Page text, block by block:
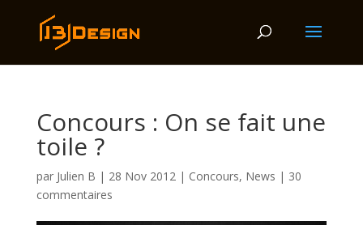
Concours : On se fait une
toile ?
par Julien B | 28 Nov 2012| Concours, News | 30
commentaires